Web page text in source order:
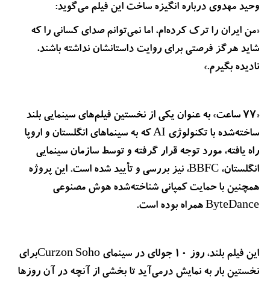
وحید مهدوی درباره انگیزه ساخت این فیلم می‌گوید:
«من ایران را ترک کرده‌ام، اما نمی‌توانم صدای کسانی را که
شاید هرگز فرصتی برای روایت داستانشان نداشته باشند،
نادیده بگیرم.»
«۷۷ ساعت» به عنوان یکی از نخستین فیلم‌های سینمایی بلند
ساخته‌شده با تکنولوژی AI که به سینماهای انگلستان و اروپا
راه یافته، مورد توجه قرار گرفته و توسط سازمان سینمایی
انگلستان، BBFC، نیز بررسی و تأیید شده است. این پروژه
همچنین با حمایت کمپانی شناخته‌شده هوش مصنوعی
ByteDance همراه بوده است.
این فیلم بلند، روز ۱۰ جولای در سینمای Curzon Sohoبرای
نخستین بار به نمایش درمی‌آید تا بخشی از آنچه در آن روزها